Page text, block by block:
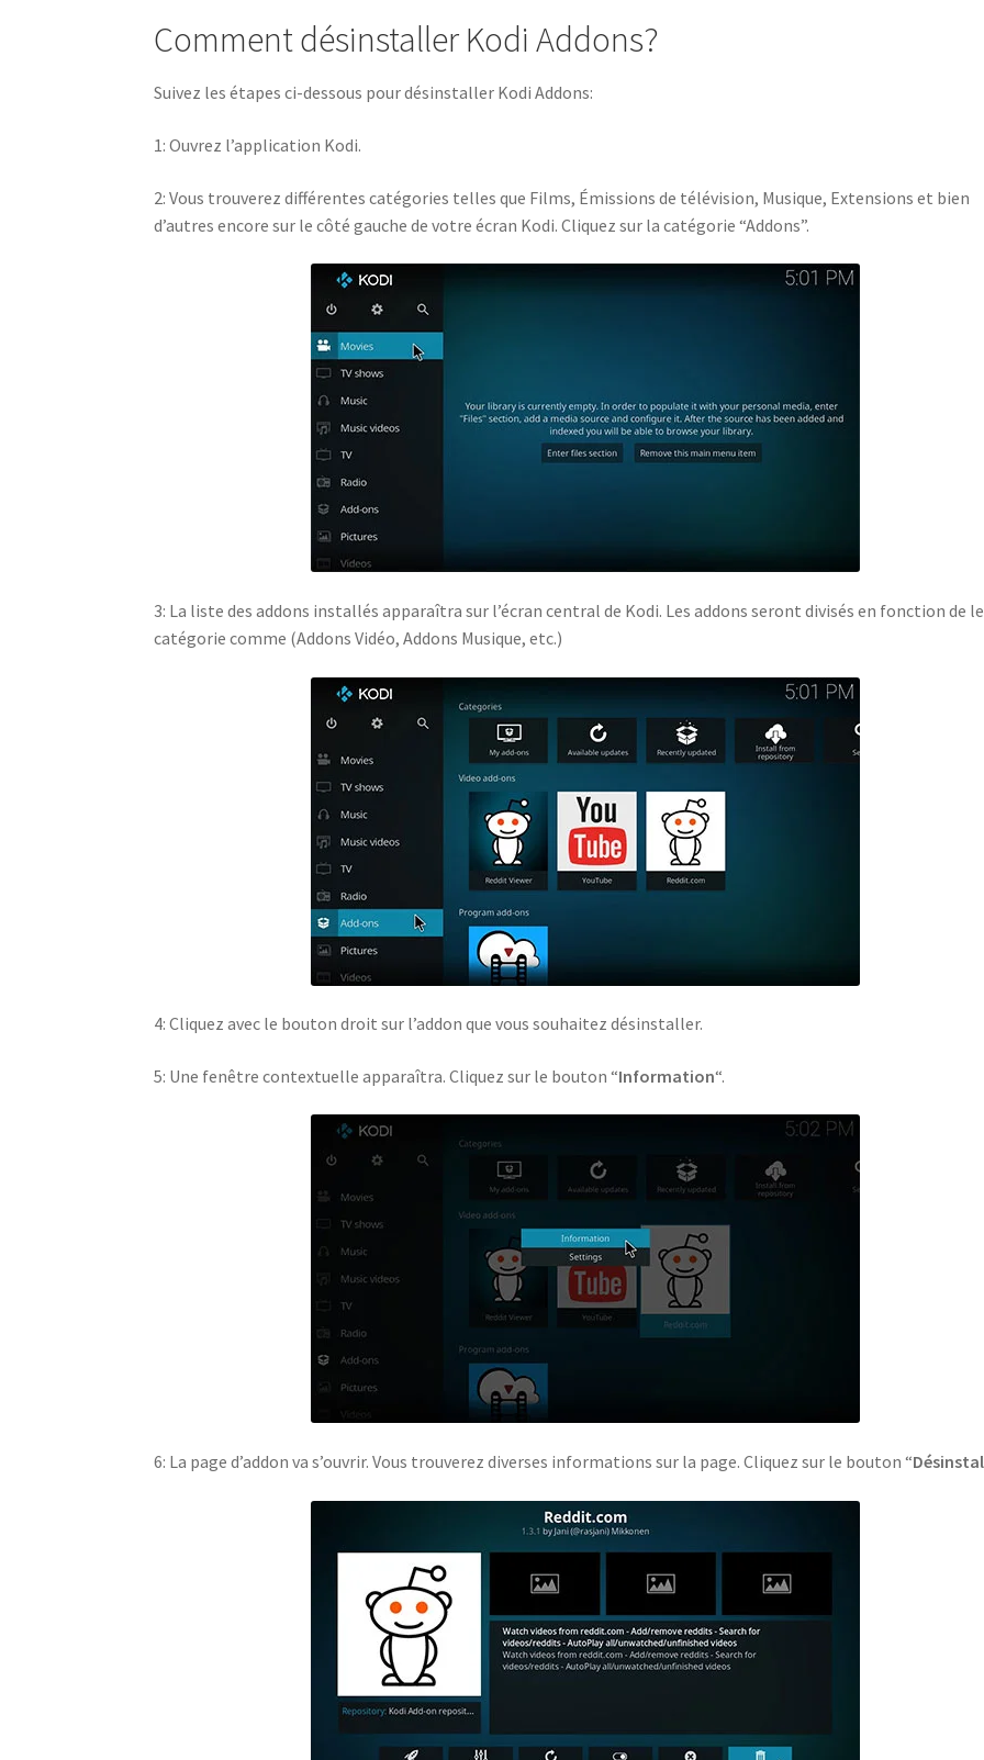
Comment désinstaller Kodi Addons?
Suivez les étapes ci-dessous pour désinstaller Kodi Addons:
1: Ouvrez l’application Kodi.
2: Vous trouverez différentes catégories telles que Films, Émissions de télévision, Musique, Extensions et bien
d’autres encore sur le côté gauche de votre écran Kodi. Cliquez sur la catégorie “Addons”.
3: La liste des addons installés apparaîtra sur l’écran central de Kodi. Les addons seront divisés en fonction de
catégorie comme (Addons Vidéo, Addons Musique, etc.)
4: Cliquez avec le bouton droit sur l’addon que vous souhaitez désinstaller.
5: Une fenêtre contextuelle apparaîtra. Cliquez sur le bouton “Information“.
6: La page d’addon va s’ouvrir. Vous trouverez diverses informations sur la page. Cliquez sur le bouton “